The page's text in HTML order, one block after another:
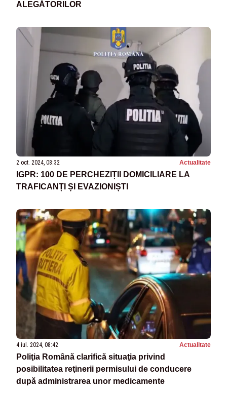
ALEGĂTORILOR
2 oct. 2024, 08:32 Actualitate
IGPR: 100 DE PERCHEZIȚII DOMICILIARE LA
TRAFICANȚI ȘI EVAZIONIȘTI
4 iul. 2024, 08:42 Actualitate
Poliţia Română clarifică situaţia privind
posibilitatea reţinerii permisului de conducere
după administrarea unor medicamente